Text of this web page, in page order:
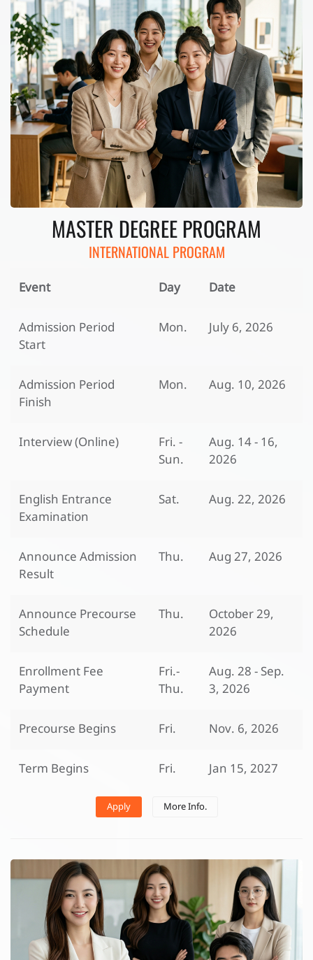
MASTER DEGREE PROGRAM
INTERNATIONAL PROGRAM
Event Day Date
Admission Period
Start
Mon. July 6, 2026
Admission Period
Finish
Mon. Aug. 10, 2026
Interview (Online)
Fri. -
Sun.
Aug. 14 - 16,
2026
English Entrance
Examination
Sat. Aug. 22, 2026
Announce Admission
Result
Thu. Aug 27, 2026
Announce Precourse
Schedule
Thu.
October 29,
2026
Enrollment Fee
Payment
Fri.-
Thu.
Aug. 28 - Sep.
3, 2026
Precourse Begins Fri. Nov. 6, 2026
Term Begins Fri. Jan 15, 2027
Apply More Info.